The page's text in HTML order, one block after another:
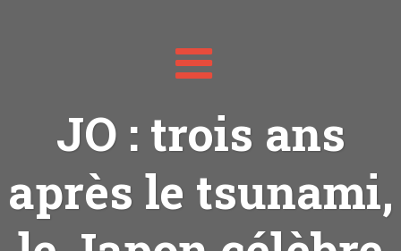
Toggle
navigation
JO : trois ans
après le tsunami,